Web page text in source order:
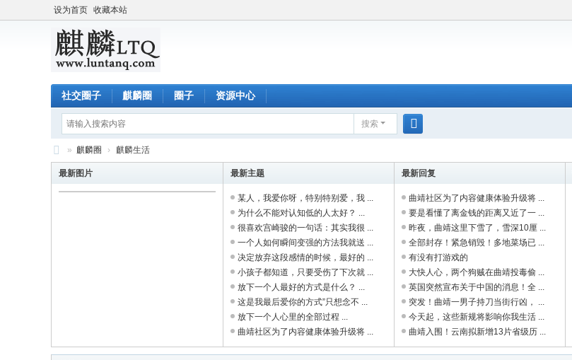
设为首页 收藏本站
社交圈子 麒麟圈 圈子 资源中心
搜索
索
麒
麟
» 麒麟圈 › 麒麟生活
最新图片 最新主题
某人，我爱你呀，特别特别爱，我 ...
为什么不能对认知低的人太好？ ...
很喜欢宫崎骏的一句话：其实我很 ...
一个人如何瞬间变强的方法我就送 ...
决定放弃这段感情的时候，最好的 ...
小孩子都知道，只要受伤了下次就 ...
放下一个人最好的方式是什么？ ...
这是我最后爱你的方式”只想念不 ...
放下一个人心里的全部过程 ...
曲靖社区为了内容健康体验升级将 ...
最新回复
曲靖社区为了内容健康体验升级将 ...
要是看懂了离金钱的距离又近了一 ...
昨夜，曲靖这里下雪了，雪深10厘 ...
全部封存！紧急销毁！多地菜场已 ...
有没有打游戏的
大快人心，两个狗贼在曲靖投毒偷 ...
英国突然宣布关于中国的消息！全 ...
突发！曲靖一男子持刀当街行凶， ...
今天起，这些新规将影响你我生活 ...
曲靖入围！云南拟新增13片省级历 ...